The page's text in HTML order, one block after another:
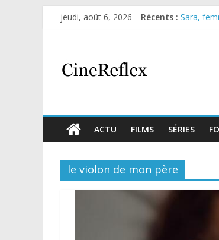
jeudi, août 6, 2026 Récents : Sara,
ACTU FILMS SÉRIES
le violon de mon père